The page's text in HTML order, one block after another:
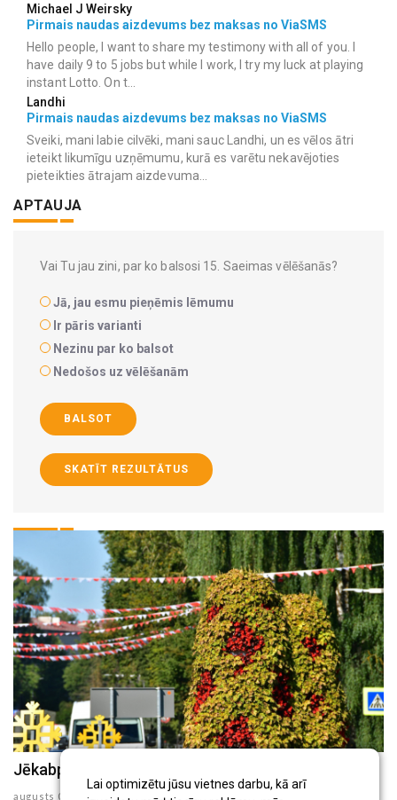
Lai optimizētu jūsu vietnes darbu, kā arī
Michael J Weirsky
Pirmais naudas aizdevums bez maksas no ViaSMS
Hello people, I want to share my testimony with all of you. I
have daily 9 to 5 jobs but while I work, I try my luck at playing
instant Lotto. On t...
Landhi
Pirmais naudas aizdevums bez maksas no ViaSMS
Sveiki, mani labie cilvēki, mani sauc Landhi, un es vēlos ātri
ieteikt likumīgu uzņēmumu, kurā es varētu nekavējoties
pieteikties ātrajam aizdevuma...
APTAUJA
Vai Tu jau zini, par ko balsosi 15. Saeimas vēlēšanās?
Jā, jau esmu pieņēmis lēmumu
Ir pāris varianti
Nezinu par ko balsot
Nedošos uz vēlēšanām
BALSOT
SKATĪT REZULTĀTUS
Jēkabpils Radio1 ziņas 2026.gada 6.augustā
augusts 06 , 2026